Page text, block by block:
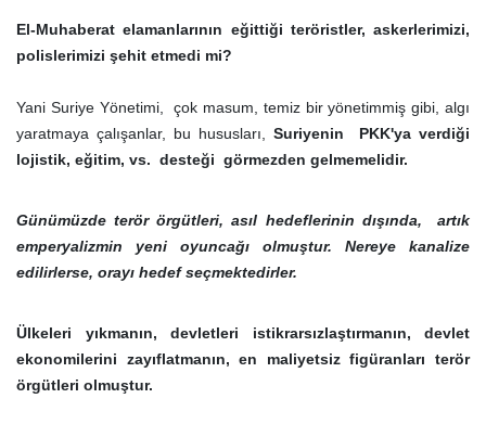
El-Muhaberat elamanlarının eğittiği teröristler, askerlerimizi,
polislerimizi şehit etmedi mi?
Yani Suriye Yönetimi, çok masum, temiz bir yönetimmiş gibi, algı
yaratmaya çalışanlar, bu hususları,
Suriyenin PKK'ya verdiği
lojistik, eğitim, vs. desteği görmezden gelmemelidir.
Günümüzde terör örgütleri, asıl hedeflerinin dışında, artık
emperyalizmin yeni oyuncağı olmuştur. Nereye kanalize
edilirlerse, orayı hedef seçmektedirler.
Ülkeleri yıkmanın, devletleri istikrarsızlaştırmanın, devlet
ekonomilerini zayıflatmanın, en maliyetsiz figüranları terör
örgütleri olmuştur.